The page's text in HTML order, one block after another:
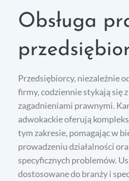
Obsługa
Przedsiębiorcy, niezależnie
firmy, codziennie stykają się
zagadnieniami prawnymi.
adwokackie oferują
tym zakresie, pomagając w
prowadzeniu działalności
specyficznych problemów.
dostosowane do branży i